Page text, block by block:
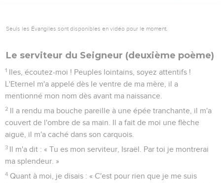
Seuls les Évangiles sont disponibles en vidéo pour le moment.
Le serviteur du Seigneur (deuxième poème)
1 Iles, écoutez-moi ! Peuples lointains, soyez attentifs !
L'Eternel m'a appelé dès le ventre de ma mère, il a
mentionné mon nom dès avant ma naissance.
2 Il a rendu ma bouche pareille à une épée tranchante, il m'a
couvert de l'ombre de sa main. Il a fait de moi une flèche
aiguë, il m'a caché dans son carquois.
3 Il m'a dit : « Tu es mon serviteur, Israël. Par toi je montrerai
ma splendeur. »
4 Quant à moi, je disais : « C'est pour rien que je me suis